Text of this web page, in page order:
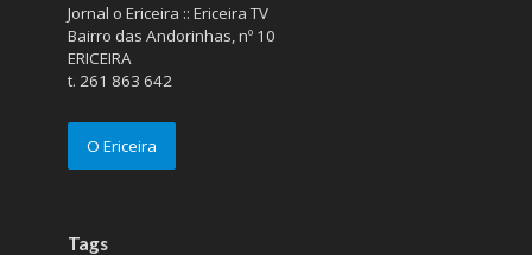
Jornal o Ericeira :: Ericeira TV
Bairro das Andorinhas, nº 10
ERICEIRA
t. 261 863 642
O Ericeira
Tags